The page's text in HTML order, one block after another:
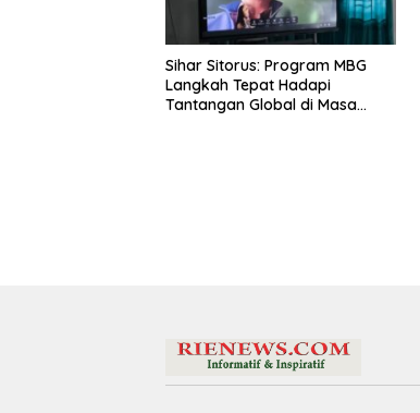
Sihar Sitorus: Program MBG
Langkah Tepat Hadapi
Tantangan Global di Masa